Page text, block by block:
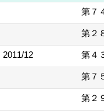
第７
第２
2011/12 第４
第７
第２